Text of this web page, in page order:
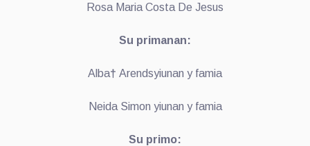
Rosa Maria Costa De Jesus
Su primanan:
Alba† Arendsyiunan y famia
Neida Simon yiunan y famia
Su primo: